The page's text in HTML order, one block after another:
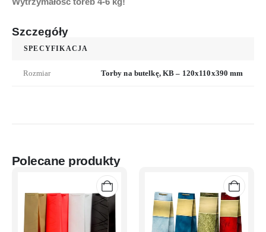
Szczegóły
SPECYFIKACJA
Rozmiar Torby na butelkę, KB – 120x110x390 mm
Polecane produkty